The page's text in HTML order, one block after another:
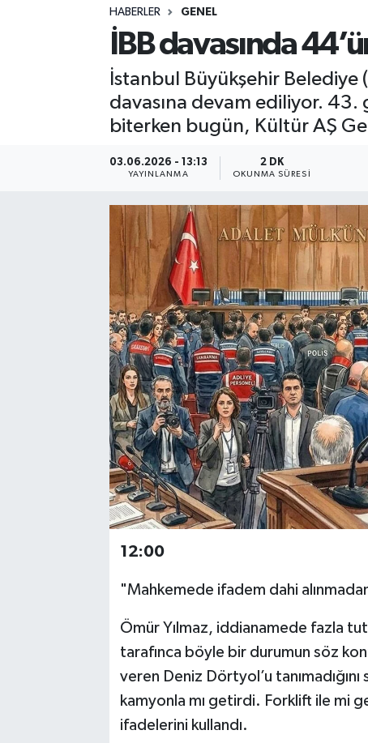
HABERLER GENEL
İBB davasında
İstanbul Büyükşehir Belediye
davasına devam ediliyor. 43.
biterken bugün, Kültür AŞ
03.06.2026 - 13:13
YAYINLANMA
2 DK
OKUNMA SÜRESI
12:00
"Mahkemede ifadem dahi
Ömür Yılmaz, iddianamede fazla
tarafınca böyle bir durumun söz
veren Deniz Dörtyol’u
kamyonla mı getirdi. Forklift ile mi
ifadelerini kullandı.